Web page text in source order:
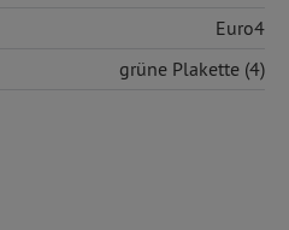
Euro4
grüne Plakette (4)